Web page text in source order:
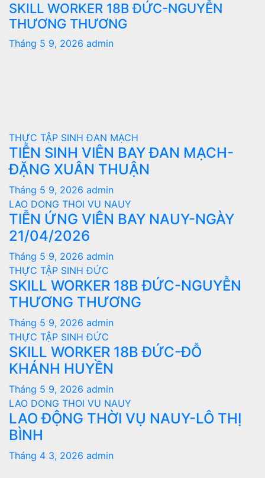
SKILL WORKER 18B ĐỨC-NGUYỄN
THƯƠNG THƯƠNG
Tháng 5 9, 2026 admin
THỰC TẬP SINH ĐAN MẠCH
TIỄN SINH VIÊN BAY ĐAN MẠCH-
ĐẶNG XUÂN THUẬN
Tháng 5 9, 2026 admin
LAO DONG THOI VU NAUY
TIỄN ỨNG VIÊN BAY NAUY-NGÀY
21/04/2026
Tháng 5 9, 2026 admin
THỰC TẬP SINH ĐỨC
SKILL WORKER 18B ĐỨC-NGUYỄN
THƯƠNG THƯƠNG
Tháng 5 9, 2026 admin
THỰC TẬP SINH ĐỨC
SKILL WORKER 18B ĐỨC-ĐỖ
KHÁNH HUYỀN
Tháng 5 9, 2026 admin
LAO DONG THOI VU NAUY
LAO ĐỘNG THỜI VỤ NAUY-LÔ THỊ
BÌNH
Tháng 4 3, 2026 admin